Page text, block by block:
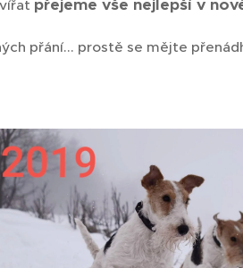
přejeme vše nejlepší v
přání... prostě se mějte